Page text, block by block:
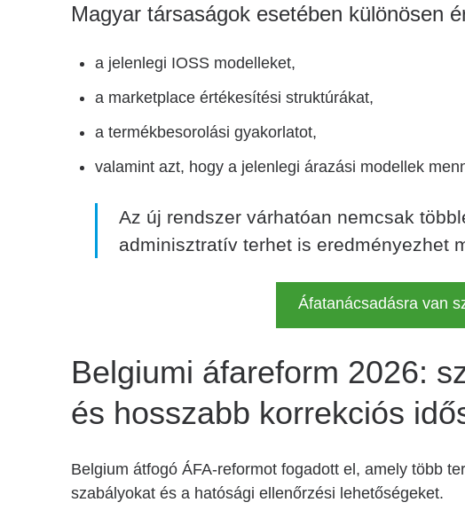
Magyar társaságok esetében különösen
a jelenlegi IOSS modelleket,
a marketplace értékesítési struktúrákat,
a termékbesorolási gyakorlatot,
valamint azt, hogy a jelenlegi árazási modellek
Az új rendszer várhatóan nemcsak
adminisztratív terhet is eredményezhet
Áfatanácsadásra van
Belgiumi áfareform 2026:
és hosszabb korrekciós
Belgium átfogó ÁFA-reformot fogadott el, amely több
szabályokat és a hatósági ellenőrzési lehetőségeket.